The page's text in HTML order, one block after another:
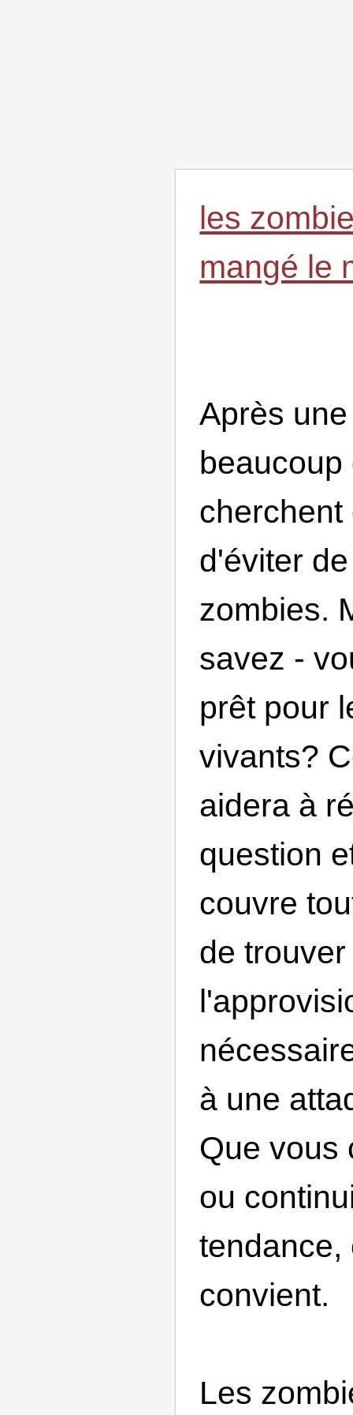
les
mangé le
Après
beaucoup
d'éviter
zombies.
savez -
prêt pour
vivants?
aidera à
question
couvre
de
à une
Que vous
ou
tendance,
convient.
Les